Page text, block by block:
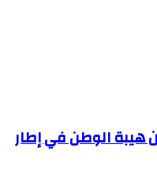
هيبة الوطن في إطار